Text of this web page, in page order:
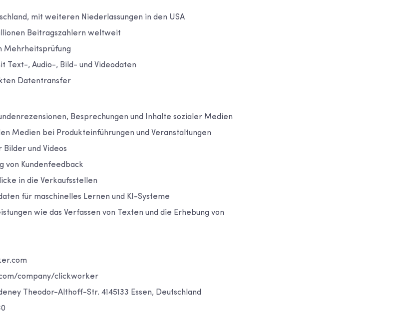
mit weiteren Niederlassungen in den USA
Beitragszahlern weltweit
Mehrheitsprüfung
Text-, Audio-, Bild- und Videodaten
Datentransfer
Besprechungen und Inhalte sozialer Medien
Medien bei Produkteinführungen und Veranstaltungen
und Videos
von Kundenfeedback
in die Verkaufsstellen
für maschinelles Lernen und KI-Systeme
wie das Verfassen von Texten und die Erhebung von
company/clickworker
Theodor-Althoff-Str. 4145133 Essen, Deutschland